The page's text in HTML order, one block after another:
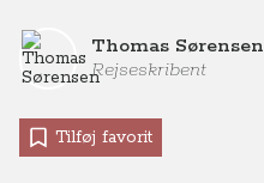
Thomas Sørensen
Rejseskribent
Tilføj favorit